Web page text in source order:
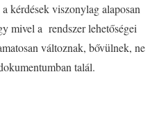
kérdések viszonylag alaposan
mivel a rendszer lehetőségei
változnak, bővülnek, ne
talál.